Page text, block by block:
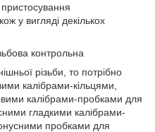
у вигляді декількох
різьби, то потрібно
калібрами-кільцями,
калібрами-пробками для
гладкими калібрами-
пробками для